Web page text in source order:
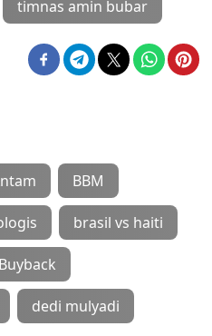
timnas amin bubar
BBM
brasil vs haiti
Buyback
dedi mulyadi